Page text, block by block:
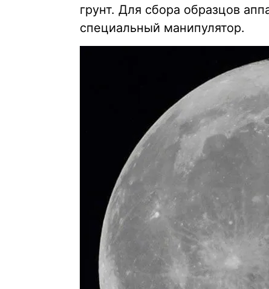
грунт. Для сбора образцов
специальный манипулятор.